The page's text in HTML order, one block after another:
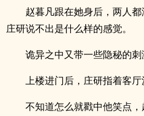
赵暮凡跟在她身后，两人
庄研说不出是什么样的感觉。
诡异之中又带一些隐秘的刺
上楼进门后，庄研指着客厅
不知道怎么就戳中他笑点